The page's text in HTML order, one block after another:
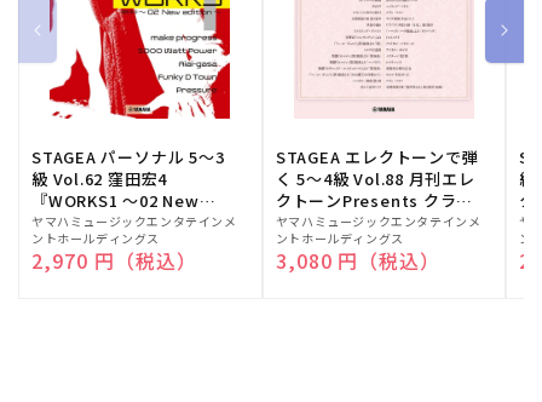
STAGEA パーソナル 5～3
級 Vol.62 窪田宏4
『WORKS1 ～02 New
edition～』
販
売
元:
ヤマハミュージックエンタテインメ
ントホールディングス
通常価格
2,970 円（税込）
STAGEA エレクトーンで弾
く 5～4級 Vol.88 月刊エレ
クトーンPresents クラシ
ック名曲集
販
売
元:
ヤマハミュージックエンタテインメ
ントホールディングス
通常価格
3,080 円（税込）
級
ク
販
売
元:
ヤ
ン